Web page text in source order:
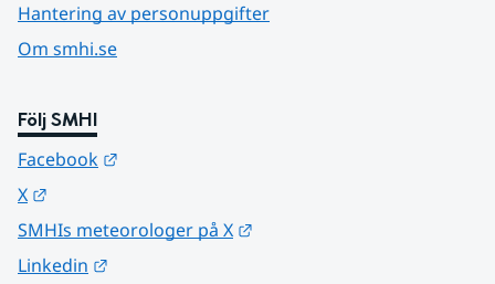
Hantering av personuppgifter
Om smhi.se
Följ SMHI
Facebook
X
SMHIs meteorologer på X
Linkedin